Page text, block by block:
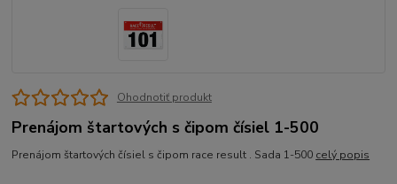
Ohodnotiť produkt
Prenájom štartových s čipom čísiel 1-500
Prenájom štartových čísiel s čipom race result . Sada 1-500 celý popis